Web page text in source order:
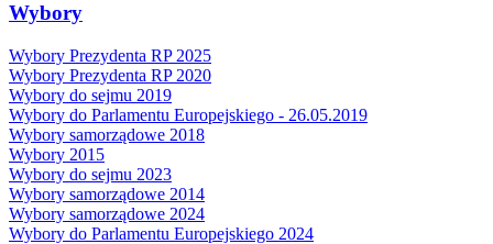
Wybory
Wybory Prezydenta RP 2025
Wybory Prezydenta RP 2020
Wybory do sejmu 2019
Wybory do Parlamentu Europejskiego - 26.05.2019
Wybory samorządowe 2018
Wybory 2015
Wybory do sejmu 2023
Wybory samorządowe 2014
Wybory samorządowe 2024
Wybory do Parlamentu Europejskiego 2024